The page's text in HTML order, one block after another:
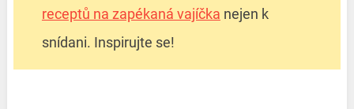
receptů na zapékaná vajíčka nejen k
snídani. Inspirujte se!